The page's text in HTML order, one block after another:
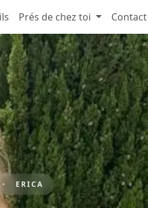
Prés de chez toi Contact
ERICA